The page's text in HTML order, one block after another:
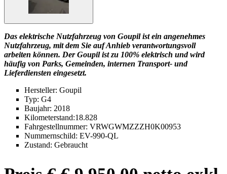
Das elektrische Nutzfahrzeug von Goupil ist ein angenehmes
Nutzfahrzeug, mit dem Sie auf Anhieb verantwortungsvoll
arbeiten können. Der Goupil ist zu 100% elektrisch und wird
häufig von Parks, Gemeinden, internen Transport- und
Lieferdiensten eingesetzt.
Hersteller: Goupil
Typ: G4
Baujahr: 2018
Kilometerstand:18.828
Fahrgestellnummer: VRWGWMZZZH0K00953
Nummernschild: EV-990-QL
Zustand: Gebraucht